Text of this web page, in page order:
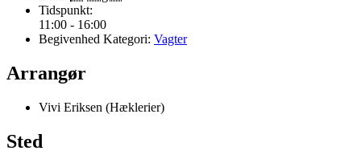
Tidspunkt:
11:00 - 16:00
Begivenhed Kategori: Vagter
Arrangør
Vivi Eriksen (Hæklerier)
Sted